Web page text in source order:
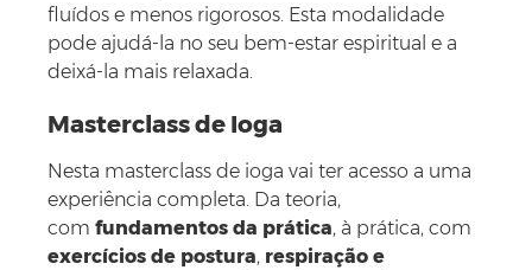
fluídos e menos rigorosos. Esta modalidade
pode ajudá-la no seu bem-estar espiritual e a
deixá-la mais relaxada.
Masterclass de Ioga
Nesta masterclass de ioga vai ter acesso a uma
experiência completa. Da teoria,
com fundamentos da prática, à prática, com
exercícios de postura, respiração e